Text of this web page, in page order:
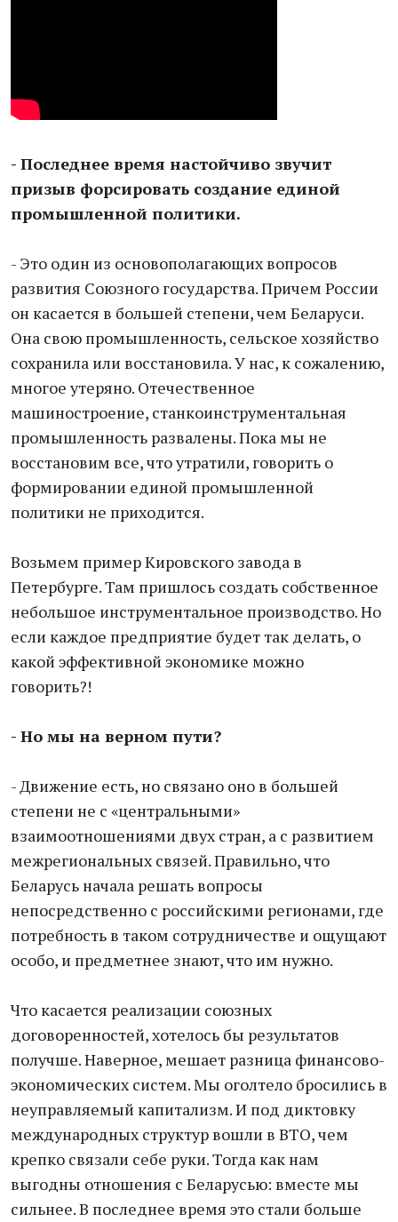
- Последнее время настойчиво звучит
призыв форсировать создание единой
промышленной политики.
- Это один из основополагающих вопросов
развития Союзного государства. Причем России
он касается в большей степени, чем Беларуси.
Она свою промышленность, сельское хозяйство
сохранила или восстановила. У нас, к сожалению,
многое утеряно. Отечественное
машиностроение, станкоинструментальная
промышленность развалены. Пока мы не
восстановим все, что утратили, говорить о
формировании единой промышленной
политики не приходится.
Возьмем пример Кировского завода в
Петербурге. Там пришлось создать собственное
небольшое инструментальное производство. Но
если каждое предприятие будет так делать, о
какой эффективной экономике можно
говорить?!
- Но мы на верном пути?
- Движение есть, но связано оно в большей
степени не с «центральными»
взаимоотношениями двух стран, а с развитием
межрегиональных связей. Правильно, что
Беларусь начала решать вопросы
непосредственно с российскими регионами, где
потребность в таком сотрудничестве и ощущают
особо, и предметнее знают, что им нужно.
Что касается реализации союзных
договоренностей, хотелось бы результатов
получше. Наверное, мешает разница финансово-
экономических систем. Мы оголтело бросились в
неуправляемый капитализм. И под диктовку
международных структур вошли в ВТО, чем
крепко связали себе руки. Тогда как нам
выгодны отношения с Беларусью: вместе мы
сильнее. В последнее время это стали больше